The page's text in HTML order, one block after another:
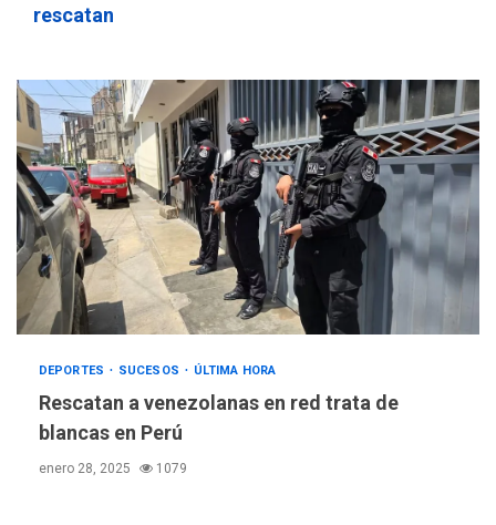
rescatan
DEPORTES SUCESOS ÚLTIMA HORA
Rescatan a venezolanas en red trata de
blancas en Perú
enero 28, 2025 1079